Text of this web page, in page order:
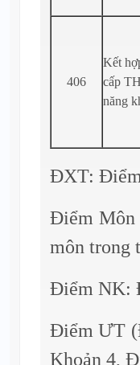
406
Kết
cấp
năng
ĐXT:
Điểm Môn
môn trong
Điểm NK:
Điểm ƯT
Khoản 4,